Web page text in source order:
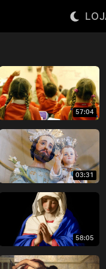
57:04
03:31
58:05